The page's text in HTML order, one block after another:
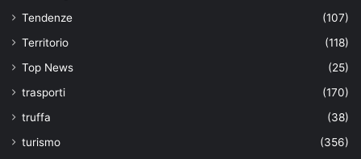
Tendenze
(107)
Territorio
(118)
Top News
(25)
trasporti
(170)
truffa
(38)
turismo
(356)